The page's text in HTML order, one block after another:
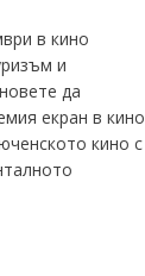
в кино
и
да
екран в кино
кино с